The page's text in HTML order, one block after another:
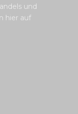
und
hier auf